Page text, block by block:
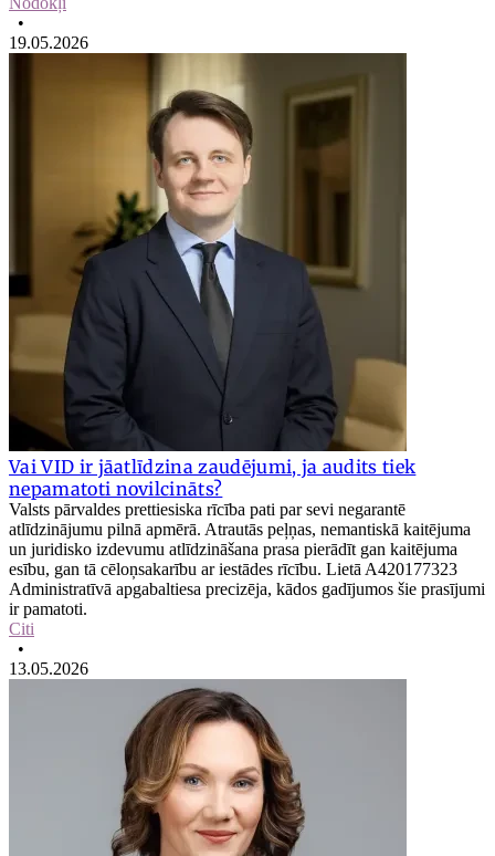
•
19.05.2026
Vai VID ir jāatlīdzina zaudējumi, ja audits tiek
nepamatoti novilcināts?
Valsts pārvaldes prettiesiska rīcība pati par sevi negarantē
atlīdzinājumu pilnā apmērā. Atrautās peļņas, nemantiskā kaitējuma
un juridisko izdevumu atlīdzināšana prasa pierādīt gan kaitējuma
esību, gan tā cēloņsakarību ar iestādes rīcību. Lietā A420177323
Administratīvā apgabaltiesa precizēja, kādos gadījumos šie prasījumi
ir pamatoti.
Citi
•
13.05.2026